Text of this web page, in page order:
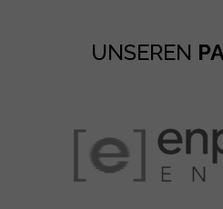
UNSEREN